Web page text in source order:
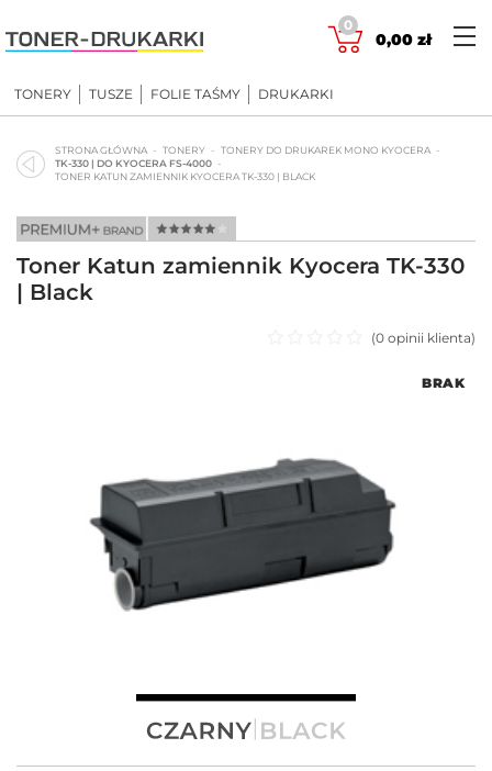
to
content
0
0,00 zł
TONERY TUSZE FOLIE TAŚMY DRUKARKI
STRONA GŁÓWNA TONERY
TONERY DO DRUKAREK MONO KYOCERA
TK-330 | DO KYOCERA FS-4000
TONER KATUN ZAMIENNIK KYOCERA TK-330 | BLACK
Toner Katun zamiennik Kyocera TK-330
| Black
(0 opinii klienta)
BRAK